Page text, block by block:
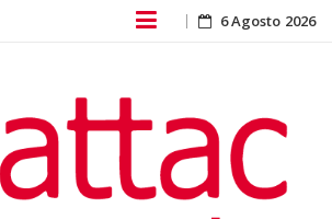
Skip
content
6 Agosto 2026